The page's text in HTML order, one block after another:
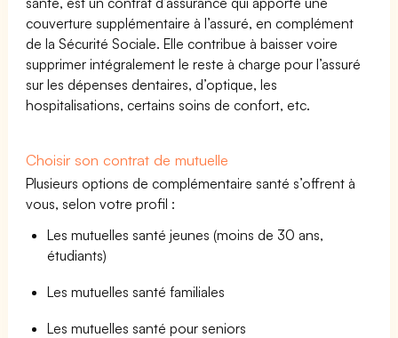
couverture supplémentaire à l’assuré, en complément
de la Sécurité Sociale. Elle contribue à baisser voire
supprimer intégralement le reste à charge pour l’assuré
sur les dépenses dentaires, d’optique, les
hospitalisations, certains soins de confort, etc.
Choisir son contrat de mutuelle
Plusieurs options de complémentaire santé s’offrent à
vous, selon votre profil :
Les mutuelles santé jeunes (moins de 30 ans,
étudiants)
Les mutuelles santé familiales
Les mutuelles santé pour seniors